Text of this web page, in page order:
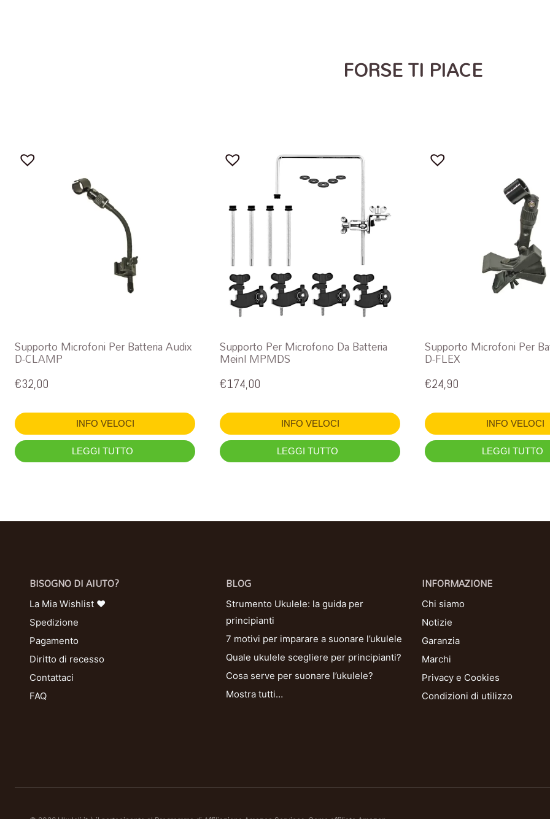
FORSE TI PIACE
Supporto Microfoni Per Batteria Audix
D-CLAMP
€32,00
INFO VELOCI
LEGGI TUTTO
Supporto Per Microfono Da Batteria
Meinl MPMDS
€174,00
INFO VELOCI
LEGGI TUTTO
Supporto Microfoni Per
D-FLEX
€24,90
INFO VELOCI
LEGGI TUTTO
BISOGNO DI AIUTO?
La Mia Wishlist ❤
Spedizione
Pagamento
Diritto di recesso
Contattaci
FAQ
BLOG
Strumento Ukulele: la guida per
principianti
7 motivi per imparare a suonare l’ukulele
Quale ukulele scegliere per principianti?
Cosa serve per suonare l’ukulele?
Mostra tutti…
INFORMAZIONE
Chi siamo
Notizie
Garanzia
Marchi
Privacy e Cookies
Condizioni di utilizzo